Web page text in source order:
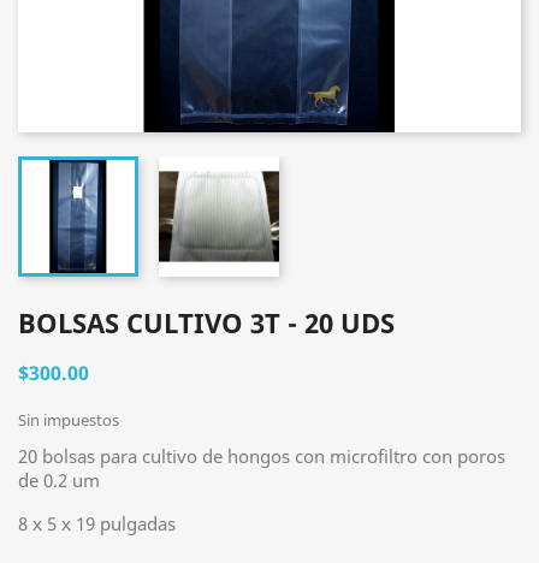
BOLSAS CULTIVO 3T - 20 UDS
$300.00
Sin impuestos
20 bolsas para cultivo de hongos con microfiltro con poros
de 0.2 um
8 x 5 x 19 pulgadas